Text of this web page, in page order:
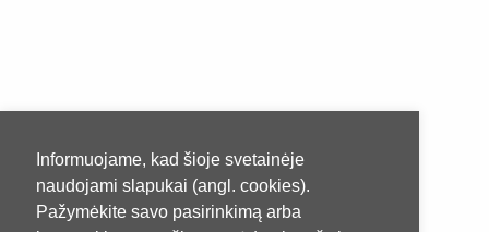
Informuojame, kad šioje svetainėje
naudojami slapukai (angl. cookies).
Pažymėkite savo pasirinkimą arba